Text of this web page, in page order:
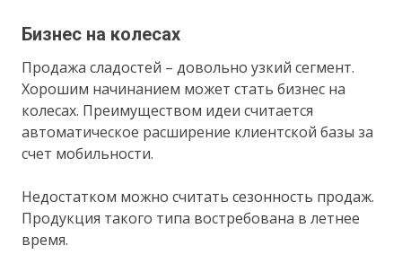
Бизнес на колесах
Продажа сладостей – довольно узкий сегмент.
Хорошим начинанием может стать бизнес на
колесах. Преимуществом идеи считается
автоматическое расширение клиентской базы за
счет мобильности.
Недостатком можно считать сезонность продаж.
Продукция такого типа востребована в летнее
время.